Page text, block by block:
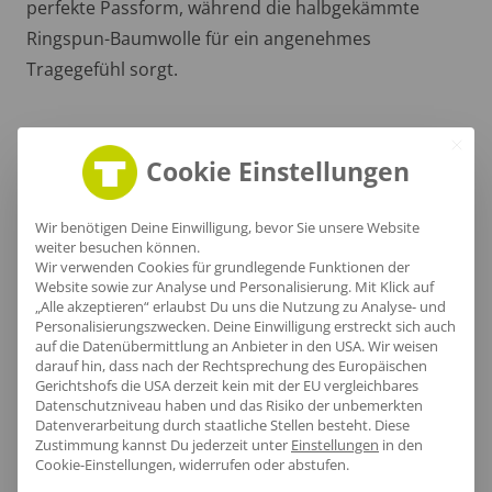
perfekte Passform, während die halbgekämmte
Ringspun-Baumwolle für ein angenehmes
Tragegefühl sorgt.
Komfortabler Nackenbereich
Cookie Einstellungen
Wir benötigen Deine Einwilligung, bevor Sie unsere Website
weiter besuchen können.
Wir verwenden Cookies für grundlegende Funktionen der
Website sowie zur Analyse und Personalisierung. Mit Klick auf
„Alle akzeptieren“ erlaubst Du uns die Nutzung zu Analyse- und
Personalisierungszwecken. Deine Einwilligung erstreckt sich auch
auf die Datenübermittlung an Anbieter in den USA. Wir weisen
darauf hin, dass nach der Rechtsprechung des Europäischen
Gerichtshofs die USA derzeit kein mit der EU vergleichbares
Datenschutzniveau haben und das Risiko der unbemerkten
Datenverarbeitung durch staatliche Stellen besteht. Diese
Zustimmung kannst Du jederzeit unter Einstellungen in den
Cookie-Einstellungen, widerrufen oder abstufen.